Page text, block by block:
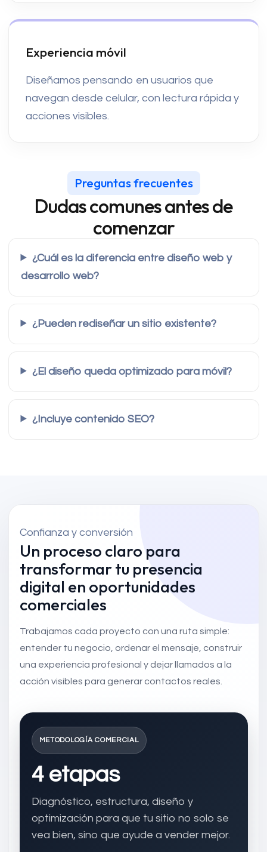
Experiencia móvil
Diseñamos pensando en usuarios que
navegan desde celular, con lectura rápida y
acciones visibles.
Preguntas frecuentes
Dudas comunes antes de
comenzar
¿Cuál es la diferencia entre diseño web y
desarrollo web?
¿Pueden rediseñar un sitio existente?
¿El diseño queda optimizado para móvil?
¿Incluye contenido SEO?
Confianza y conversión
Un proceso claro para
transformar tu presencia
digital en oportunidades
comerciales
Trabajamos cada proyecto con una ruta simple:
entender tu negocio, ordenar el mensaje, construir
una experiencia profesional y dejar llamados a la
acción visibles para generar contactos reales.
METODOLOGÍA COMERCIAL
4 etapas
Diagnóstico, estructura, diseño y
optimización para que tu sitio no solo se
vea bien, sino que ayude a vender mejor.